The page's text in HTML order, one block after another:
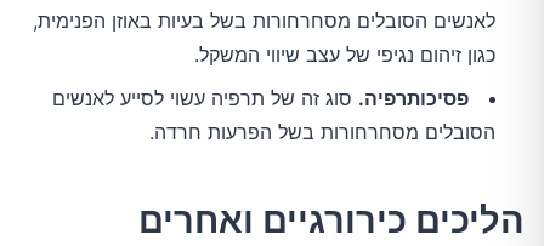
לאנשים הסובלים מסחרחורות בשל בעיות באוזן הפנימית,
כגון זיהום נגיפי של עצב שיווי המשקל.
פסיכותרפיה. סוג זה של תרפיה עשוי לסייע לאנשים
הסובלים מסחרחורות בשל הפרעות חרדה.
הליכים כירורגיים ואחרים